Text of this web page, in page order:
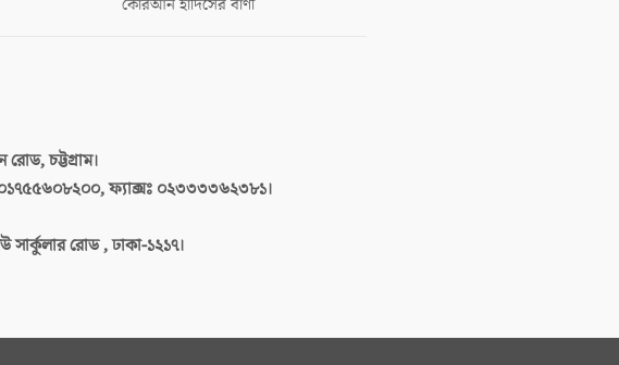
কোরআন হাদিসের বাণী
চট্টগ্রাম।
ফ্যাক্সঃ ০২৩৩৩৩৬২৩৮১।
সার্কুলার রোড , ঢাকা-১২১৭।